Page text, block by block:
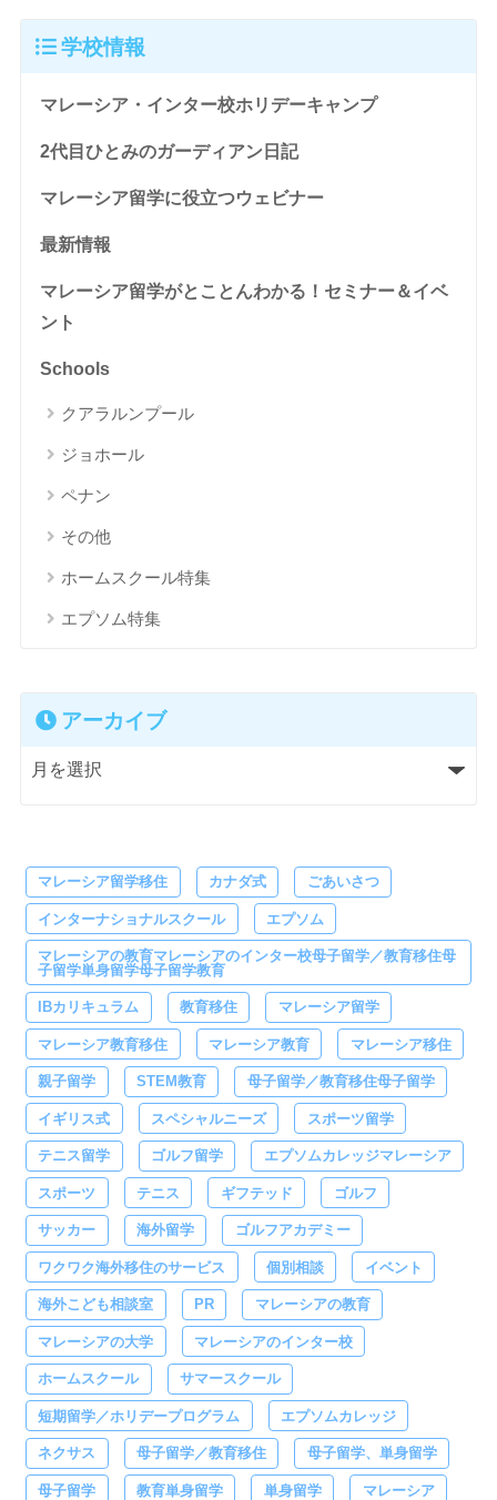
学校情報
マレーシア・インター校ホリデーキャンプ
2代目ひとみのガーディアン日記
マレーシア留学に役立つウェビナー
最新情報
マレーシア留学がとことんわかる！セミナー＆イベ
ント
Schools
クアラルンプール
ジョホール
ペナン
その他
ホームスクール特集
エプソム特集
アーカイブ
マレーシア留学移住 カナダ式 ごあいさつ
インターナショナルスクール エプソム
マレーシアの教育マレーシアのインター校母子留学／教育移住母
子留学単身留学母子留学教育
IBカリキュラム 教育移住 マレーシア留学
マレーシア教育移住 マレーシア教育 マレーシア移住
親子留学 STEM教育 母子留学／教育移住母子留学
イギリス式 スペシャルニーズ スポーツ留学
テニス留学 ゴルフ留学 エプソムカレッジマレーシア
スポーツ テニス ギフテッド ゴルフ
サッカー 海外留学 ゴルフアカデミー
ワクワク海外移住のサービス 個別相談 イベント
海外こども相談室 PR マレーシアの教育
マレーシアの大学 マレーシアのインター校
ホームスクール サマースクール
短期留学／ホリデープログラム エプソムカレッジ
ネクサス 母子留学／教育移住 母子留学、単身留学
母子留学 教育単身留学 単身留学 マレーシア